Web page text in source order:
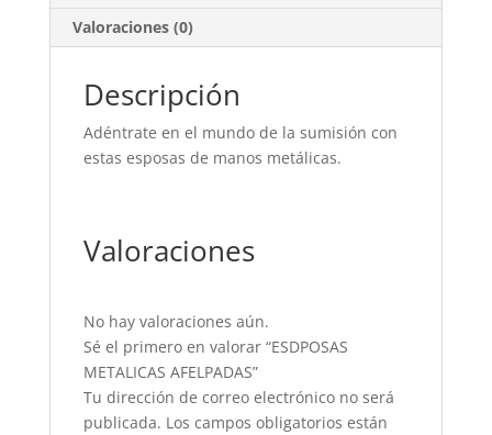
Valoraciones (0)
Descripción
Adéntrate en el mundo de la sumisión con
estas esposas de manos metálicas.
Valoraciones
No hay valoraciones aún.
Sé el primero en valorar “ESDPOSAS
METALICAS AFELPADAS”
Tu dirección de correo electrónico no será
publicada. Los campos obligatorios están